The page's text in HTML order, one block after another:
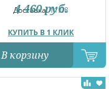
Доставка:11.08
КУПИТЬ В 1 КЛИК
4 460 руб.
В корзину